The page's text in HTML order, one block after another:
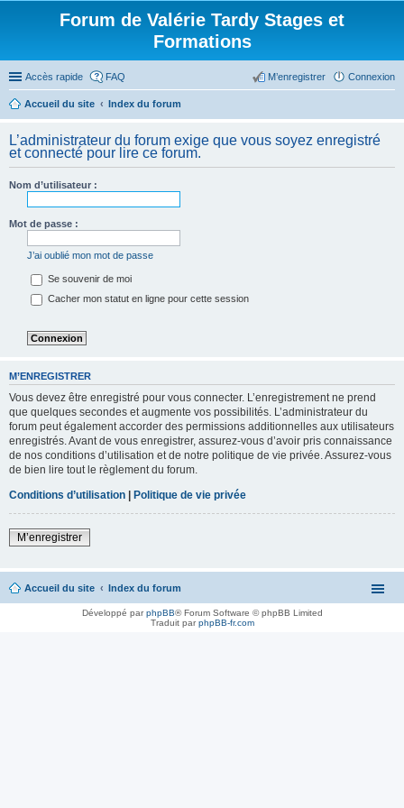
Forum de Valérie Tardy Stages et
Formations
Accès rapide FAQ Connexion
M’enregistrer
Accueil du site Index du forum
L’administrateur du forum exige que vous soyez enregistré
et connecté pour lire ce forum.
Nom d’utilisateur :
Mot de passe :
J’ai oublié mon mot de passe
Se souvenir de moi
Cacher mon statut en ligne pour cette session
M’ENREGISTRER
Vous devez être enregistré pour vous connecter. L’enregistrement ne prend
que quelques secondes et augmente vos possibilités. L’administrateur du
forum peut également accorder des permissions additionnelles aux utilisateurs
enregistrés. Avant de vous enregistrer, assurez-vous d’avoir pris connaissance
de nos conditions d’utilisation et de notre politique de vie privée. Assurez-vous
de bien lire tout le règlement du forum.
Conditions d’utilisation | Politique de vie privée
M’enregistrer
Accueil du site Index du forum
Développé parphpBB® Forum Software © phpBB Limited
Traduit parphpBB-fr.com